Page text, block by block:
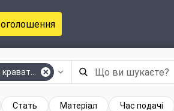
Стать Матеріал Час подачі